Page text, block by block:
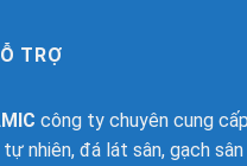
TRỢ
công ty chuyên cung
nhiên, đá lát sân, gạch